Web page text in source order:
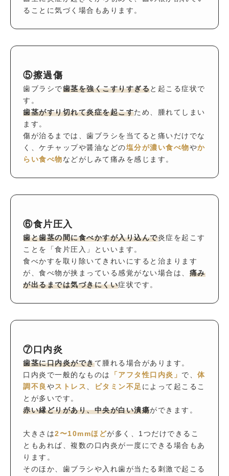
ることに気づく場合もあります。
⑤擦過傷
歯ブラシで歯茎を強くこすりすぎると起こる症状で
す。
歯茎がすり切れて炎症を起こすため、腫れてしまい
ます。
傷が治るまでは、歯ブラシを当てると痛いだけでな
く、ケチャップや醤油などの塩分が濃い食べ物やか
らい食べ物などがしみて痛みを感じます。
⑥食片圧入
歯と歯茎の間に食べかすが入り込んで炎症を起こす
ことを「食片圧入」といいます。
食べかすを取り除いてきれいにすると治まります
が、食べ物が挟まっている感覚がない場合は、 痛み
が出るまでは気づきにくい症状です。
⑦口内炎
歯茎に口内炎ができて腫れる場合があります。
口内炎で一般的なものは
「アフタ性口内炎」 で、 体
調不良やストレス ビタミン不足 によって起こるこ
とが多いです。
赤い縁どりがあり、中央が白い潰瘍ができます。
大きさは2〜10mmほどが多く、1つだけできるこ
ともあれば、複数の口内炎が一度にできる場合もあ
ります。
そのほか、歯ブラシや入れ歯が当たる刺激で起こる